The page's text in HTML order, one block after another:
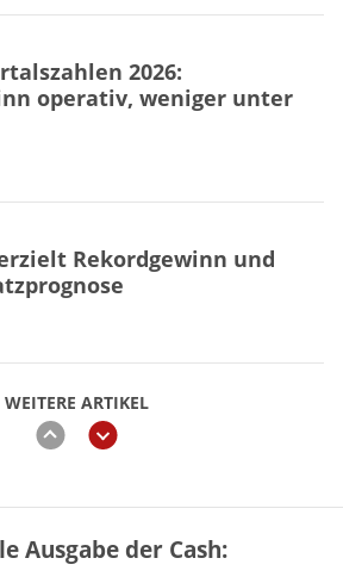
WEITERE ARTIKEL
zurückweiter
2026:
operativ, weniger unter
Rekordgewinn und
Alt“ 2026: Neue Förderung im
Ausgabe der Cash: